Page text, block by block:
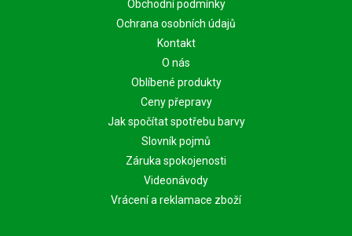
Obchodní podmínky
Ochrana osobních údajů
Kontakt
O nás
Oblíbené produkty
Ceny přepravy
Jak spočítat spotřebu barvy
Slovník pojmů
Záruka spokojenosti
Videonávody
Vrácení a reklamace zboží